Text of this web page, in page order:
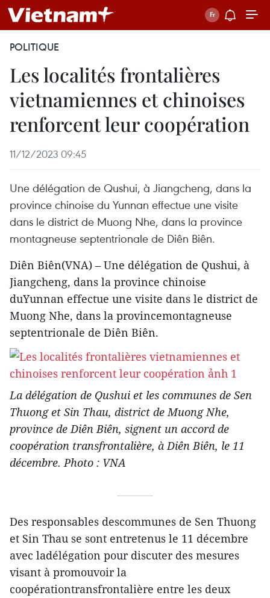
POLITIQUE
Les localités frontalières
vietnamiennes et chinoises
renforcent leur coopération
11/12/2023 09:45
Une délégation de Qushui, à Jiangcheng, dans la
province chinoise du Yunnan effectue une visite
dans le district de Muong Nhe, dans la province
montagneuse septentrionale de Diên Biên.
Diên Biên(VNA) – Une délégation de Qushui, à
Jiangcheng, dans la province chinoise
duYunnan effectue une visite dans le district de
Muong Nhe, dans la provincemontagneuse
septentrionale de Diên Biên.
La délégation de Qushui et les communes de Sen
Thuong et Sin Thau, district de Muong Nhe,
province de Diên Biên, signent un accord de
coopération transfrontalière, à Diên Biên, le 11
décembre. Photo : VNA
Des responsables descommunes de Sen Thuong
et Sin Thau se sont entretenus le 11 décembre
avec ladélégation pour discuter des mesures
visant à promouvoir la
coopérationtransfrontalière entre les deux